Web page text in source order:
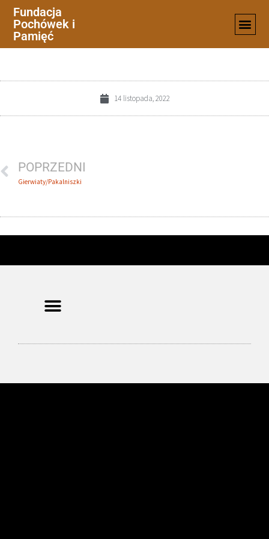
Fundacja
Pochówek i
Pamięć
2-5
14 listopada, 2022
POPRZEDNI
Gierwiaty/Pakalniszki